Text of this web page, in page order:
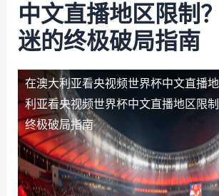
中文直播地区限制
迷的终极破局指南
在澳大利亚看央视频世界杯中文直播
利亚看央视频世界杯中文直播地区限
终极破局指南